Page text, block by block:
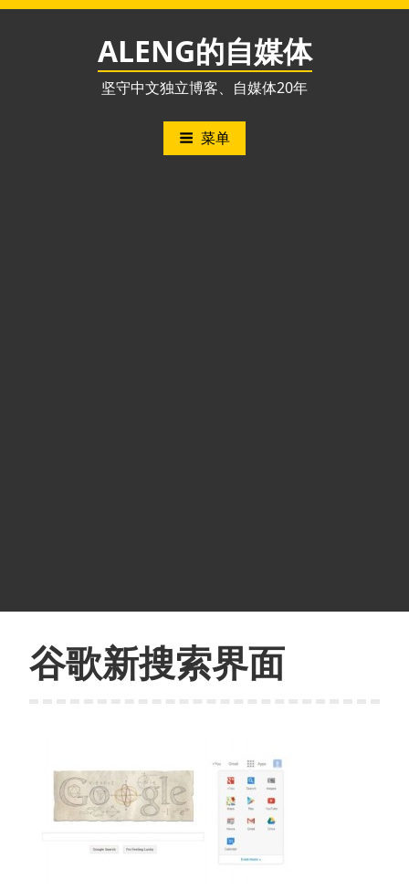
跳
ALENG的自媒体
坚守中文独立博客、自媒体20年
菜单
谷歌新搜索界面